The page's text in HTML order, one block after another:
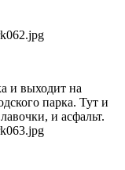
и выходит на
парка. Тут и
и асфальт.